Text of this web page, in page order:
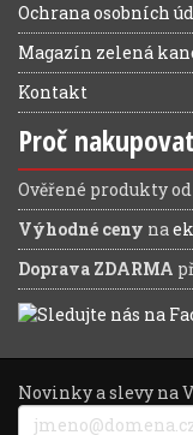
Ochrana osobních
Magazín zelená
Kontakt
Proč
Ověřené produkty od
Výhodné ceny na
Doprava ZDARMA
Novinky a slevy na